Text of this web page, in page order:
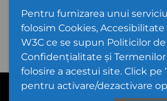
Pentru furnizarea unui
folosim Cookies, Accesibilitate
W3C ce se supun Politicilor de
Confidențialitate și
folosire a acestui site. Click pe
pentru activare/dezactivare
Cod Județ 4 | Județul Bacău | Tipul